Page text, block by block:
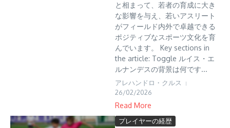
と相まって、若者の育成に大き
な影響を与え、若いアスリート
がフィールド内外で卓越できる
ポジティブなスポーツ文化を育
んでいます。 Key sections in
the article: Toggle ルイス・エ
ルナンデスの背景は何です...
アレハンドロ・クルス
26/02/2026
Read More
プレイヤーの経歴